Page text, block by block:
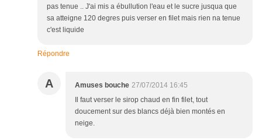
pas tenue .. J'ai mis a ébullution l'eau et le sucre jusqua que
sa atteigne 120 degres puis verser en filet mais rien na tenue
c'est liquide
Répondre
A Amuses bouche 27/07/2014 16:45
Il faut verser le sirop chaud en fin filet, tout
doucement sur des blancs déjà bien montés en
neige.